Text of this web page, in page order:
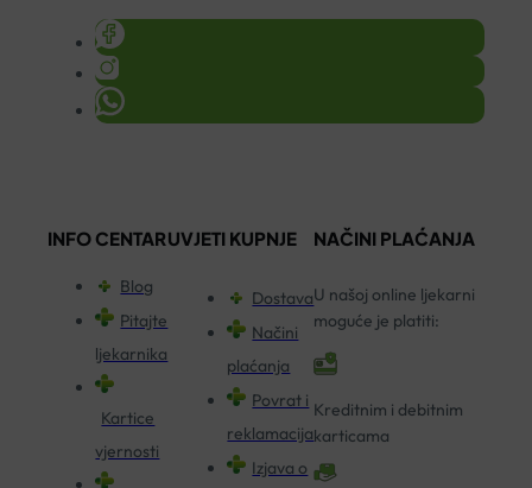
INFO CENTAR
Blog
Pitajte
ljekarnika
Kartice
vjernosti
UVJETI KUPNJE
Dostava
Načini
plaćanja
Povrat i
reklamacija
Izjava o
NAČINI PLAĆANJA
U našoj online ljekarni
moguće je platiti:
Kreditnim i debitnim
karticama